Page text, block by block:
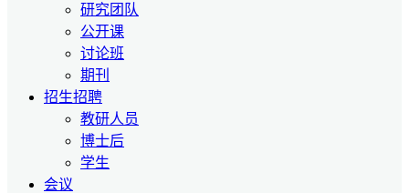
研究团队
公开课
讨论班
期刊
招生招聘
教研人员
博士后
学生
会议